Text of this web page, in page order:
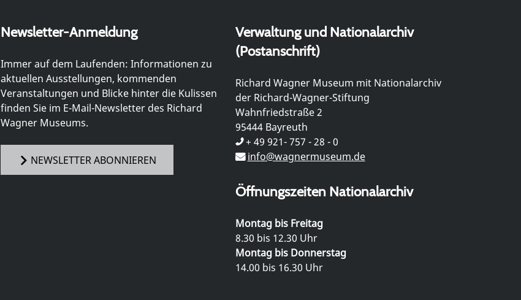
Newsletter-Anmeldung
Immer auf dem Laufenden: Informationen zu
aktuellen Ausstellungen, kommenden
Veranstaltungen und Blicke hinter die Kulissen
finden Sie im E-Mail-Newsletter des Richard
Wagner Museums.
NEWSLETTER ABONNIEREN
Verwaltung und Nationalarchiv
(Postanschrift)
Richard Wagner Museum mit Nationalarchiv
der Richard-Wagner-Stiftung
Wahnfriedstraße 2
95444 Bayreuth
+ 49 921- 757 - 28 - 0
info@wagnermuseum.de
Öffnungszeiten Nationalarchiv
Montag bis Freitag
8.30 bis 12.30 Uhr
Montag bis Donnerstag
14.00 bis 16.30 Uhr